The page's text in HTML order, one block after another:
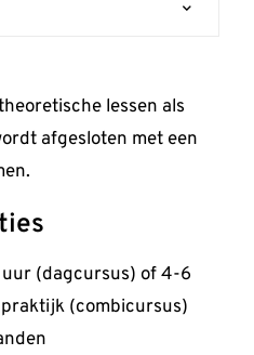
lessen als
afgesloten met een
(dagcursus) of 4-6
(combicursus)